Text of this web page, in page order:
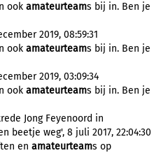
ook amateurteams bij in. Ben je
2019, 08:59:31
ook amateurteams bij in. Ben je
2019, 03:09:34
ook amateurteams bij in. Ben je
Jong Feyenoord in
beetje weg', 8 juli 2017, 22:04:30
en amateurteams op